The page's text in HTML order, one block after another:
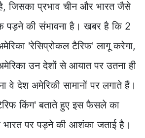
जिसका प्रभाव चीन और भारत जैसे
पड़ने की संभावना है। खबर है कि 2
'रेसिप्रोकल टैरिफ' लागू करेगा,
उन देशों से आयात पर उतना ही
वे देश अमेरिकी सामानों पर लगाते हैं।
किंग' बताते हुए इस फैसले का
पर पड़ने की आशंका जताई है।